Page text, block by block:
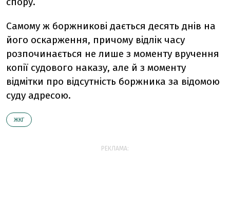
Самому ж боржниковi дається десять днiв на
його оскарження, причому вiдлiк часу
розпочинається не лише з моменту вручення
копiї судового наказу, але й з моменту
вiдмiтки про вiдсутнiсть боржника за вiдомою
суду адресою.
ЖКГ
РЕКЛАМА: